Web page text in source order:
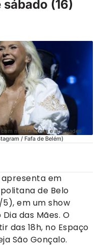
(16)
música, feira e atividades
/ Fafa de Belém)
em
de Belo
em um show
das Mães. O
das 18h, no Espaço
São Gonçalo.